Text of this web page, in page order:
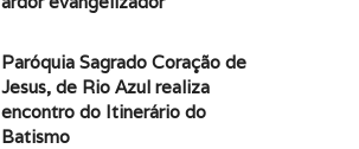
Paróquia Sagrado Coração de
Jesus, de Rio Azul realiza
encontro do Itinerário do
Batismo